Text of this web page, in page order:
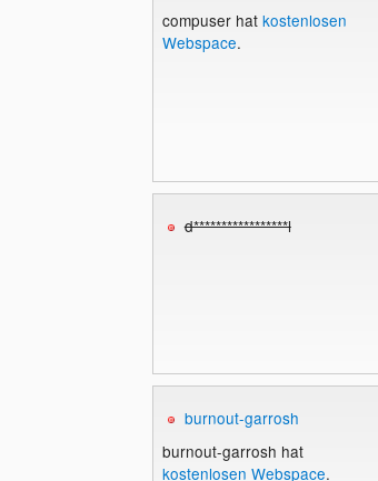
compuser hat kostenlosen
Webspace.
d*****************l
burnout-garrosh
burnout-garrosh hat
kostenlosen Webspace.